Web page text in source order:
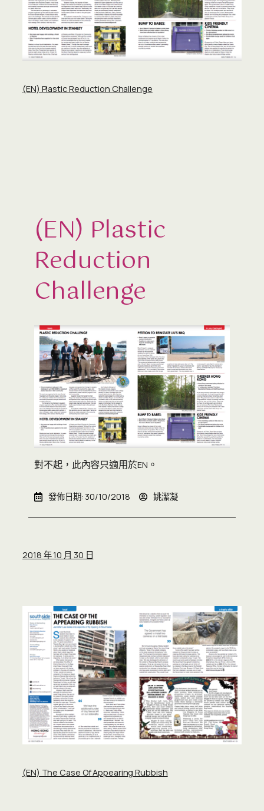
(EN) Plastic Reduction Challenge
(EN) Plastic
Reduction
Challenge
對不起，此內容只適用於EN 。
發佈日期: 30/10/2018 姚潔凝
2018 年 10 月 30 日
(EN) The Case Of Appearing Rubbish